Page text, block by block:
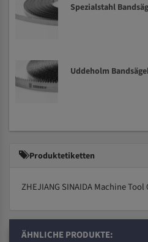
Spezialstahl
Uddeholm
Produktetiketten
ZHEJIANG SINAIDA Machine Tool
ÄHNLICHE PRODUKTE: